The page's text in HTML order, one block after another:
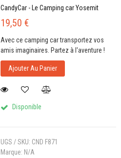
CandyCar - Le Camping car Yosemit
19,50 €
Avec ce camping car transportez vos
amis imaginaires. Partez à l'aventure !
Ajouter Au Panier
Disponible
UGS / SKU: CND F871
Marque: N/A